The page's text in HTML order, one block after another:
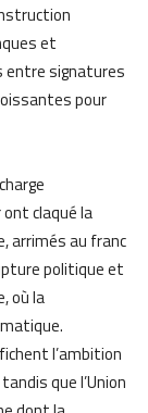
et
entre signatures
pour
ont claqué la
arrimés au franc
politique et
où la
l’ambition
que l’Union